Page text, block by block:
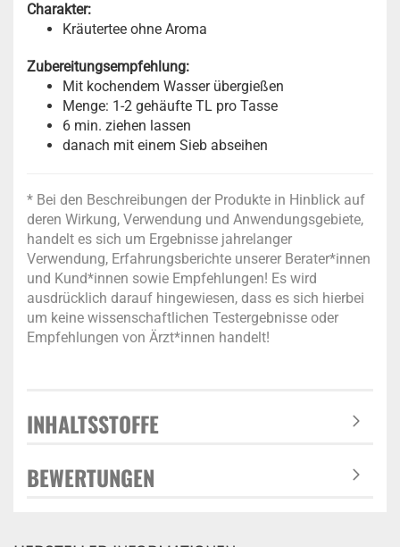
Charakter:
Kräutertee ohne Aroma
Zubereitungsempfehlung:
Mit kochendem Wasser übergießen
Menge: 1-2 gehäufte TL pro Tasse
6 min. ziehen lassen
danach mit einem Sieb abseihen
* Bei den Beschreibungen der Produkte in Hinblick auf
deren Wirkung, Verwendung und Anwendungsgebiete,
handelt es sich um Ergebnisse jahrelanger
Verwendung, Erfahrungsberichte unserer Berater*innen
und Kund*innen sowie Empfehlungen! Es wird
ausdrücklich darauf hingewiesen, dass es sich hierbei
um keine wissenschaftlichen Testergebnisse oder
Empfehlungen von Ärzt*innen handelt!
INHALTSSTOFFE
BEWERTUNGEN